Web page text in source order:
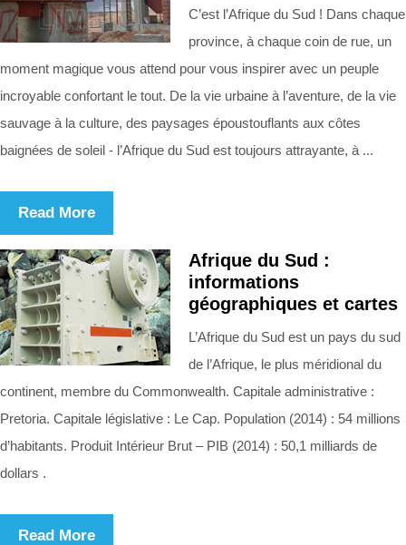
C’est l’Afrique du Sud ! Dans chaque
province, à chaque coin de rue, un
moment magique vous attend pour vous inspirer avec un peuple
incroyable confortant le tout. De la vie urbaine à l’aventure, de la vie
sauvage à la culture, des paysages époustouflants aux côtes
baignées de soleil - l’Afrique du Sud est toujours attrayante, à ...
Read More
Afrique du Sud :
informations
géographiques et cartes
L’Afrique du Sud est un pays du sud
de l’Afrique, le plus méridional du
continent, membre du Commonwealth. Capitale administrative :
Pretoria. Capitale législative : Le Cap. Population (2014) : 54 millions
d’habitants. Produit Intérieur Brut – PIB (2014) : 50,1 milliards de
dollars .
Read More